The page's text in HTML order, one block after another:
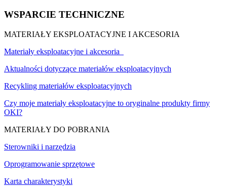
WSPARCIE TECHNICZNE
MATERIAŁY EKSPLOATACYJNE I AKCESORIA
Materiały eksploatacyjne i akcesoria
Aktualności dotyczące materiałów eksploatacyjnych
Recykling materiałów eksploatacyjnych
Czy moje materiały eksploatacyjne to oryginalne produkty firmy
OKI?
MATERIAŁY DO POBRANIA
Sterowniki i narzędzia
Oprogramowanie sprzętowe
Karta charakterystyki